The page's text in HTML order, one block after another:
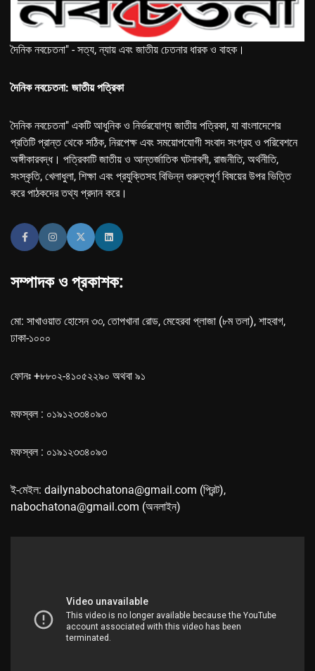
দৈনিক নবচেতনা" - সত্য, ন্যায় এবং জাতীয় চেতনার ধারক ও বাহক।
দৈনিক নবচেতনা: জাতীয় পত্রিকা
দৈনিক নবচেতনা" একটি আধুনিক ও নির্ভরযোগ্য জাতীয় পত্রিকা, যা বাংলাদেশের
প্রতিটি প্রান্ত থেকে সঠিক, নিরপেক্ষ এবং সময়োপযোগী সংবাদ সংগ্রহ ও পরিবেশনে
অঙ্গীকারবদ্ধ। পত্রিকাটি জাতীয় ও আন্তর্জাতিক ঘটনাবলী, রাজনীতি, অর্থনীতি,
সংস্কৃতি, খেলাধুলা, শিক্ষা এবং প্রযুক্তিসহ বিভিন্ন গুরুত্বপূর্ণ বিষয়ের উপর ভিত্তি
করে পাঠকদের তথ্য প্রদান করে।
সম্পাদক ও প্রকাশক:
মো: সাখাওয়াত হোসেন ৩৩, তোপখানা রোড, মেহেরবা প্লাজা (৮ম তলা), শাহবাগ,
ঢাকা-১০০০
ফোনঃ +৮৮০২-৪১০৫২২৯০ অথবা ৯১
মফস্বল : ০১৯১২৩৩৪০৯৩
মফস্বল : ০১৯১২৩৩৪০৯৩
ই-মেইল: dailynabochatona@gmail.com (প্রিন্ট),
nabochatona@gmail.com (অনলাইন)